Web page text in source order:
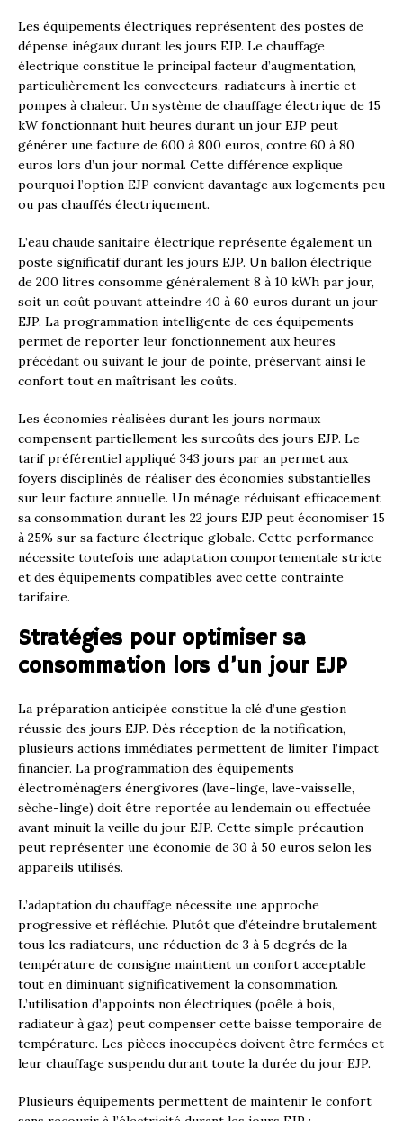
Les équipements électriques représentent des postes de
dépense inégaux durant les jours EJP. Le chauffage
électrique constitue le principal facteur d’augmentation,
particulièrement les convecteurs, radiateurs à inertie et
pompes à chaleur. Un système de chauffage électrique de 15
kW fonctionnant huit heures durant un jour EJP peut
générer une facture de 600 à 800 euros, contre 60 à 80
euros lors d’un jour normal. Cette différence explique
pourquoi l’option EJP convient davantage aux logements peu
ou pas chauffés électriquement.
L’eau chaude sanitaire électrique représente également un
poste significatif durant les jours EJP. Un ballon électrique
de 200 litres consomme généralement 8 à 10 kWh par jour,
soit un coût pouvant atteindre 40 à 60 euros durant un jour
EJP. La programmation intelligente de ces équipements
permet de reporter leur fonctionnement aux heures
précédant ou suivant le jour de pointe, préservant ainsi le
confort tout en maîtrisant les coûts.
Les économies réalisées durant les jours normaux
compensent partiellement les surcoûts des jours EJP. Le
tarif préférentiel appliqué 343 jours par an permet aux
foyers disciplinés de réaliser des économies substantielles
sur leur facture annuelle. Un ménage réduisant efficacement
sa consommation durant les 22 jours EJP peut économiser 15
à 25% sur sa facture électrique globale. Cette performance
nécessite toutefois une adaptation comportementale stricte
et des équipements compatibles avec cette contrainte
tarifaire.
Stratégies pour optimiser sa
consommation lors d’un jour EJP
La préparation anticipée constitue la clé d’une gestion
réussie des jours EJP. Dès réception de la notification,
plusieurs actions immédiates permettent de limiter l’impact
financier. La programmation des équipements
électroménagers énergivores (lave-linge, lave-vaisselle,
sèche-linge) doit être reportée au lendemain ou effectuée
avant minuit la veille du jour EJP. Cette simple précaution
peut représenter une économie de 30 à 50 euros selon les
appareils utilisés.
L’adaptation du chauffage nécessite une approche
progressive et réfléchie. Plutôt que d’éteindre brutalement
tous les radiateurs, une réduction de 3 à 5 degrés de la
température de consigne maintient un confort acceptable
tout en diminuant significativement la consommation.
L’utilisation d’appoints non électriques (poêle à bois,
radiateur à gaz) peut compenser cette baisse temporaire de
température. Les pièces inoccupées doivent être fermées et
leur chauffage suspendu durant toute la durée du jour EJP.
Plusieurs équipements permettent de maintenir le confort